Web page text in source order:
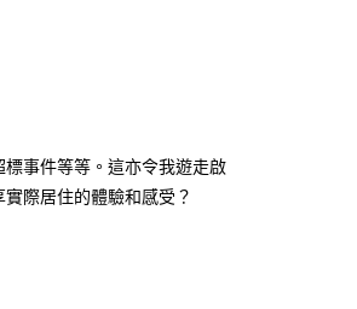
事件等等。這亦令我遊走啟
際居住的體驗和感受？